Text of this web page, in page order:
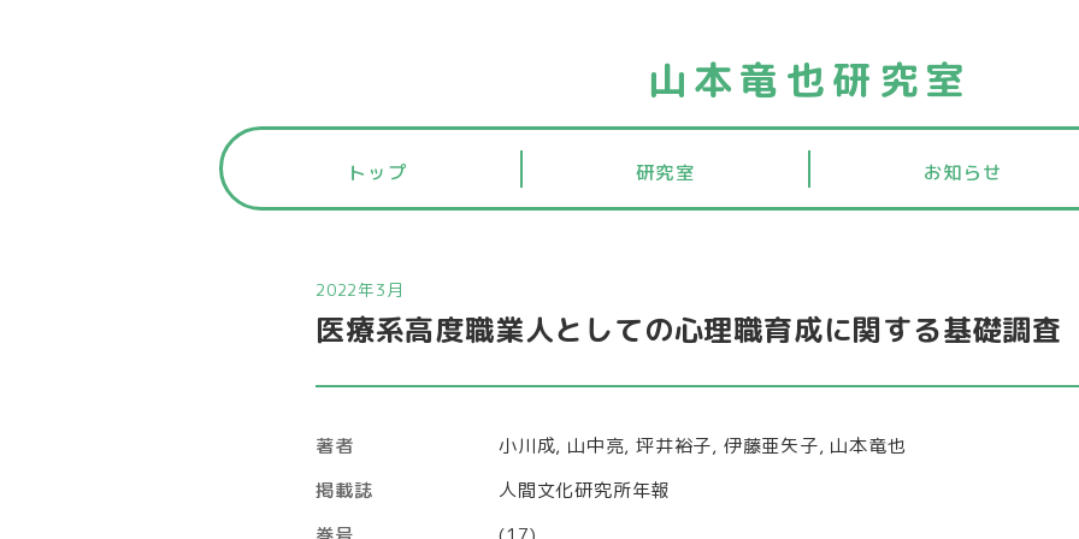
山本竜也研究室
トップ 研究室 お知らせ
2022年3月
医療系高度職業人としての心理職育成に関する基礎調査
著者
小川成, 山中亮, 坪井裕子, 伊藤亜矢子, 山本竜也
掲載誌
人間文化研究所年報